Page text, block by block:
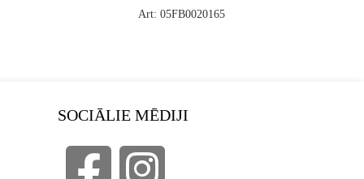
Art: 05FB0020165
SOCIĀLIE MĒDIJI